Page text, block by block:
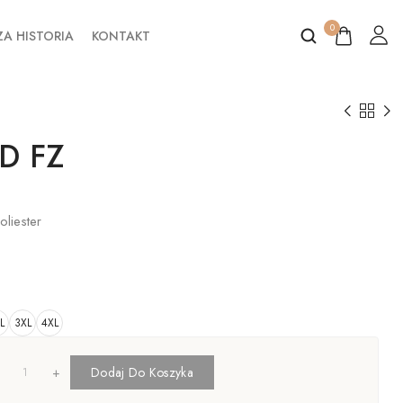
HISTORIA KONTAKT 0
FZ
3XL 4XL
+ Dodaj Do Koszyka